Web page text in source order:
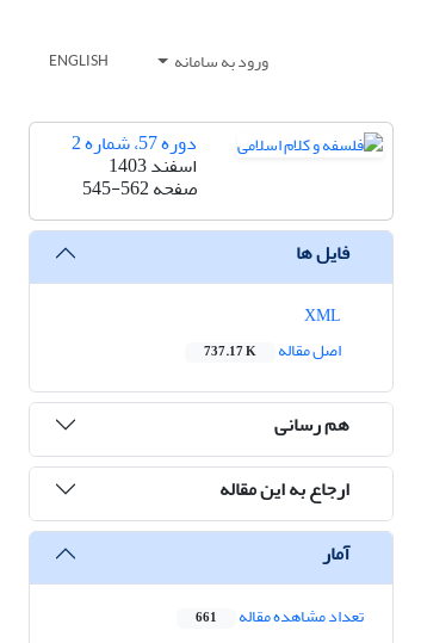
ورود به سامانه ENGLISH
دوره 57، شماره 2
اسفند 1403
صفحه545-562
فایل ها
اصل مقاله
737.17 K
هم رسانی
ارجاع به این مقاله
آمار
تعداد مشاهده مقاله 661